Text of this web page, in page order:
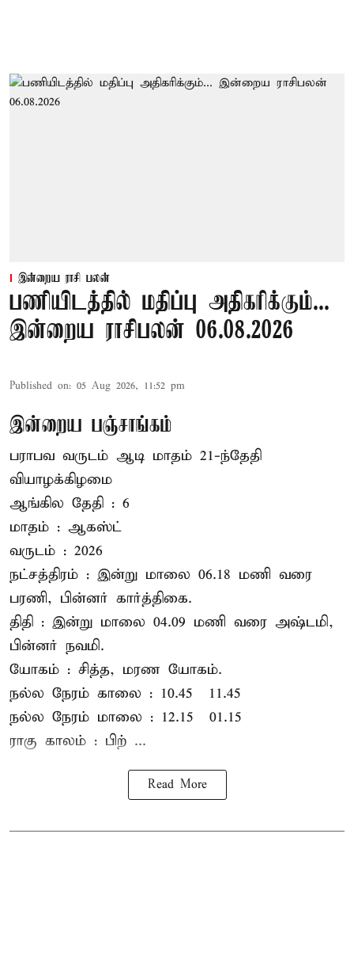
இன்றைய ராசி பலன்
பணியிடத்தில் மதிப்பு அதிகரிக்கும்...
இன்றைய ராசிபலன் 06.08.2026
Published on: 05 Aug 2026, 11:52 pm
இன்றைய பஞ்சாங்கம்
பராபவ வருடம் ஆடி மாதம் 21-ந்தேதி
வியாழக்கிழமை
ஆங்கில தேதி : 6
மாதம் : ஆகஸ்ட்
வருடம் : 2026
நட்சத்திரம் : இன்று மாலை 06.18 மணி வரை
பரணி, பின்னர் கார்த்திகை.
திதி : இன்று மாலை 04.09 மணி வரை அஷ்டமி,
பின்னர் நவமி.
யோகம் : சித்த, மரண யோகம்.
நல்ல நேரம் காலை : 10.45 – 11.45
நல்ல நேரம் மாலை : 12.15 – 01.15
ராகு காலம் : பிற் ...
Read More